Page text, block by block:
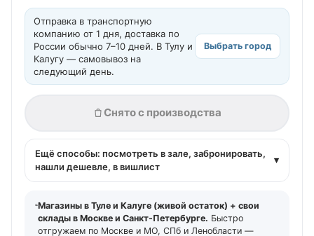
Отправка в транспортную
компанию от 1 дня, доставка по
России обычно 7–10 дней. В Тулу и
Калугу — самовывоз на
следующий день.
Выбрать город
Снято с производства
Ещё способы: посмотреть в зале, забронировать,
нашли дешевле, в вишлист
▾
Магазины в Туле и Калуге (живой остаток) + свои
склады в Москве и Санкт-Петербурге. Быстро
отгружаем по Москве и МО, СПб и Ленобласти —